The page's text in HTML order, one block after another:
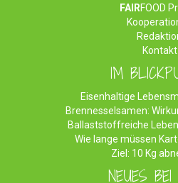
FAIRFOOD
Kontakt
IM
Eisenhaltige
Brennesselsamen:
Ballaststoffreiche
Wie lange müssen
Ziel: 10 Kg
NEUES